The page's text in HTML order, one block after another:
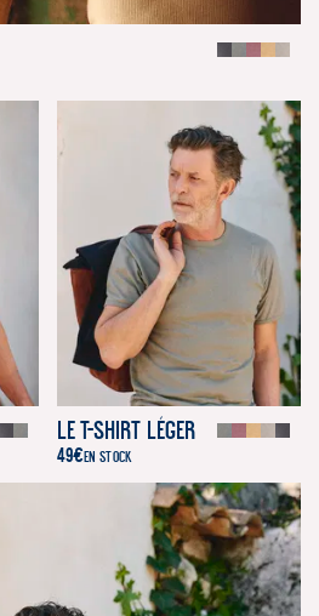
Le T-Shirt Léger
49€EN STOCK